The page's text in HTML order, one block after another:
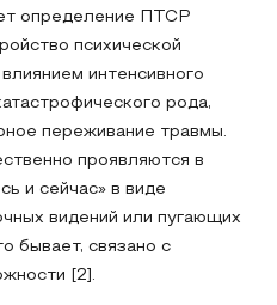
определение ПТСР
психической
интенсивного
рода,
переживание травмы.
проявляются в
и сейчас» в виде
видений или пугающих
бывает, связано с
[2].